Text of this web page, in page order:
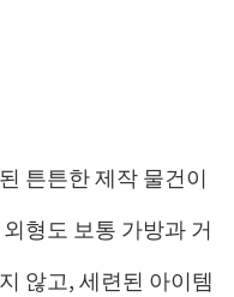
튼튼한 제작 물건이
형도 보통 가방과 거
않고, 세련된 아이템